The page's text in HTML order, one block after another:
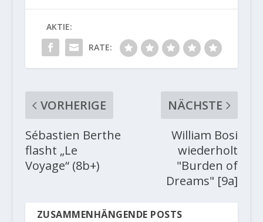
AKTIE:
RATE:
VORHERIGE
Sébastien Berthe
flasht „Le
Voyage“ (8b+)
NÄCHSTE
William Bosi
wiederholt
"Burden of
Dreams" [9a]
ZUSAMMENHÄNGENDE POSTS